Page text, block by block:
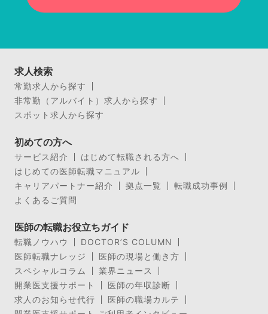
求人検索
常勤求人から探す
非常勤（アルバイト）求人から探す
スポット求人から探す
初めての方へ
サービス紹介
はじめて転職される方へ
はじめての医師転職マニュアル
キャリアパートナー紹介
拠点一覧
転職成功事例
よくあるご質問
医師の転職お役立ちガイド
転職ノウハウ
DOCTOR’S COLUMN
医師転職ナレッジ
医師の現場と働き方
スペシャルコラム
業界ニュース
開業医支援サポート
医師の年収診断
求人のお知らせ代行
医師の職場カルテ